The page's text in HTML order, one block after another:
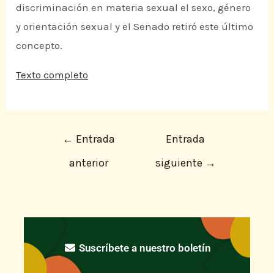
discriminación en materia sexual el sexo, género
y orientación sexual y el Senado retiró este último
concepto.
Texto completo
← Entrada
anterior
Entrada
siguiente →
Suscríbete a nuestro boletín